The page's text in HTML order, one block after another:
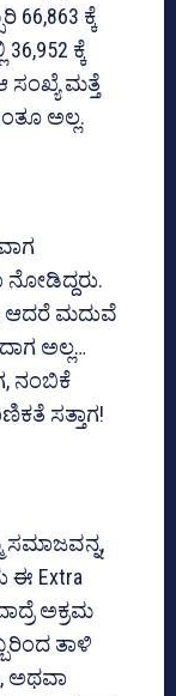
ಕ್ಕೆ
ಕ್ಕೆ
ಮತ್ತೆ
ಅಲ್ಲ.
ನೋಡಿದ್ದರು.
ಆದರೆ ಮದುವೆ
ಅಲ್ಲ…
ನಂಬಿಕೆ
ಸತ್ತಾಗ!
ಸಮಾಜವನ್ನ,
ಈ Extra
ಅಕ್ರಮ
ತಾಳಿ
ಅಥವಾ